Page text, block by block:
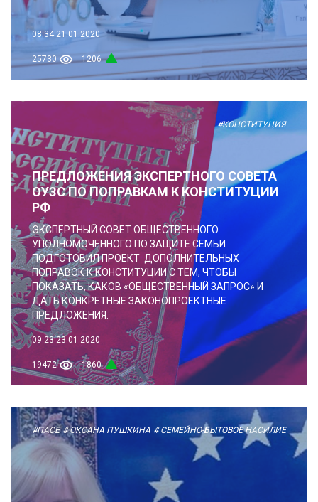
08:34 21.01.2020
25730 1206
#КОНСТИТУЦИЯ
ПРЕДЛОЖЕНИЯ ЭКСПЕРТНОГО СОВЕТА
ОУЗС ПО ПОПРАВКАМ К КОНСТИТУЦИИ
РФ
ЭКСПЕРТНЫЙ СОВЕТ ОБЩЕСТВЕННОГО
УПОЛНОМОЧЕННОГО ПО ЗАЩИТЕ СЕМЬИ
ПОДГОТОВИЛ ПРОЕКТ ДОПОЛНИТЕЛЬНЫХ
ПОПРАВОК К КОНСТИТУЦИИ С ТЕМ, ЧТОБЫ
ПОКАЗАТЬ, КАКОВ «ОБЩЕСТВЕННЫЙ ЗАПРОС» И
ДАТЬ КОНКРЕТНЫЕ ЗАКОНОПРОЕКТНЫЕ
ПРЕДЛОЖЕНИЯ.
09:23 23.01.2020
19472 1860
#ПАСЕ # ОКСАНА ПУШКИНА # СЕМЕЙНО-БЫТОВОЕ НАСИЛИЕ